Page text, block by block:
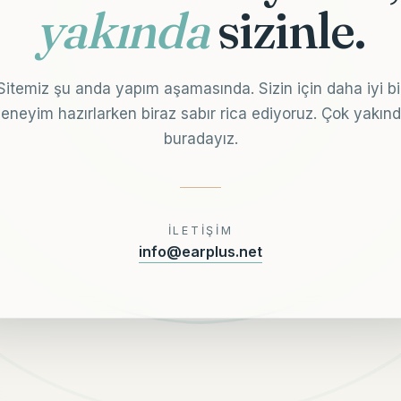
yakındasizinle.
şu anda yapım aşamasında. Sizin için daha iyi
hazırlarken biraz sabır rica ediyoruz. Çok
buradayız.
İLETIŞIM
info@earplus.net